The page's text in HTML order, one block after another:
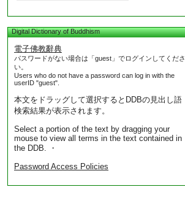
Digital Dictionary of Buddhism
電子佛教辭典
パスワードがない場合は「guest」でログインしてくださ
い。
Users who do not have a password can log in with the
userID "guest".
本文をドラッグして選択するとDDBの見出し語
検索結果が表示されます。
Select a portion of the text by dragging your
mouse to view all terms in the text contained in
the DDB. ・
Password Access Policies